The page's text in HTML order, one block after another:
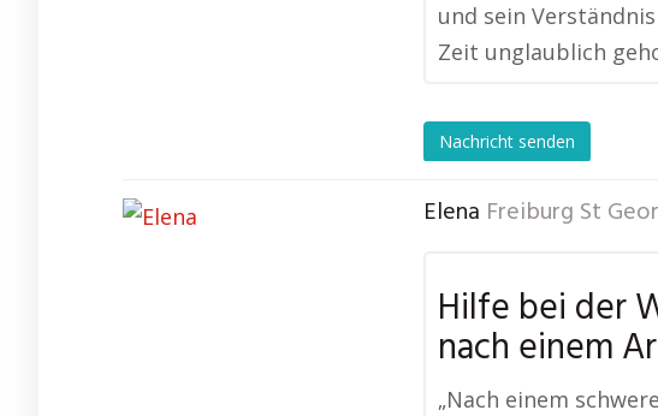
und sein
Zeit unglaublich
Nachricht senden
Elena Freiburg St
Hilfe bei der
nach einem
„Nach einem